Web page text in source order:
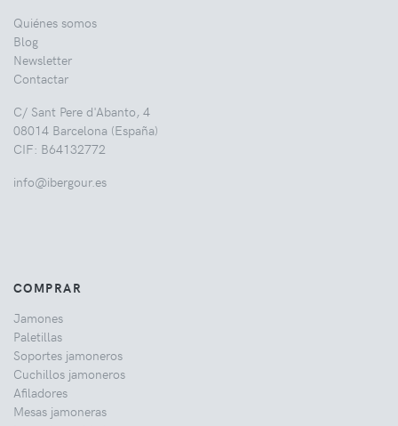
Quiénes somos
Blog
Newsletter
Contactar
C/ Sant Pere d'Abanto, 4
08014 Barcelona (España)
CIF: B64132772
info@ibergour.es
COMPRAR
Jamones
Paletillas
Soportes jamoneros
Cuchillos jamoneros
Afiladores
Mesas jamoneras